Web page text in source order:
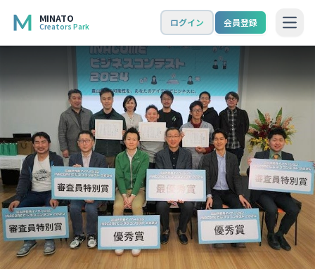
MINATO
Creators Park ログイン 会員登録